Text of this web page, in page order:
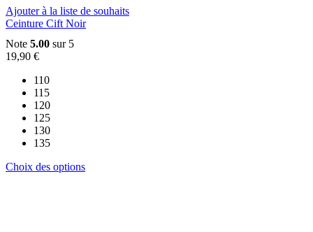
du
produit
Ajouter à la liste de souhaits
Ceinture Cift Noir
Note 5.00 sur 5
19,90 €
110
115
120
125
130
135
Choix des optionsCe